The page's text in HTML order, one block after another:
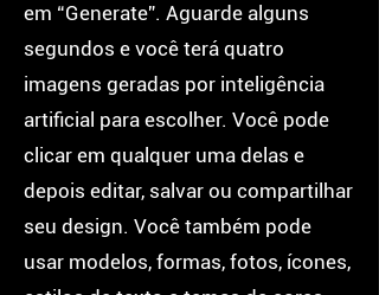
em “Generate”. Aguarde alguns
segundos e você terá quatro
imagens geradas por inteligência
artificial para escolher. Você pode
clicar em qualquer uma delas e
depois editar, salvar ou compartilhar
seu design. Você também pode
usar modelos, formas, fotos, ícones,